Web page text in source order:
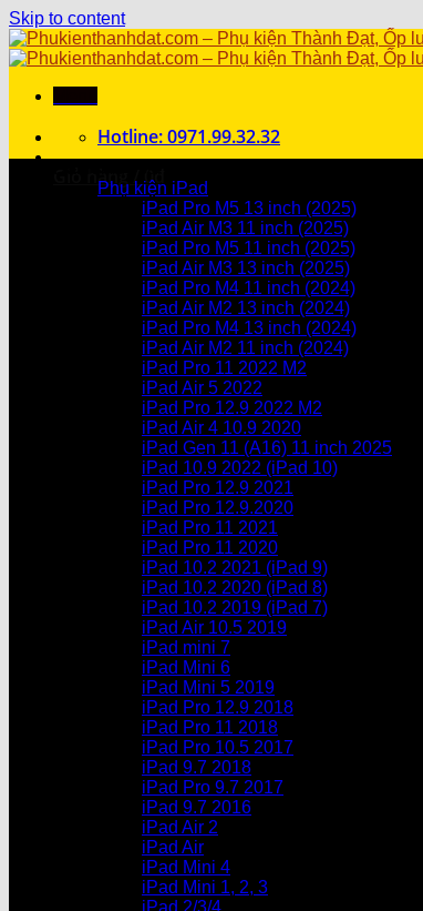
Skip to content
Hotline: 0971.99.32.32
Giỏ hàng / 0₫
Chưa có sản phẩm trong giỏ hàng.
Chưa có sản phẩm trong giỏ hàng.
Phụ kiện iPad
iPad Pro M5 13 inch (2025)
iPad Air M3 11 inch (2025)
iPad Pro M5 11 inch (2025)
iPad Air M3 13 inch (2025)
iPad Pro M4 11 inch (2024)
iPad Air M2 13 inch (2024)
iPad Pro M4 13 inch (2024)
iPad Air M2 11 inch (2024)
iPad Pro 11 2022 M2
iPad Air 5 2022
iPad Pro 12.9 2022 M2
iPad Air 4 10.9 2020
iPad Gen 11 (A16) 11 inch 2025
iPad 10.9 2022 (iPad 10)
iPad Pro 12.9 2021
iPad Pro 12.9.2020
iPad Pro 11 2021
iPad Pro 11 2020
iPad 10.2 2021 (iPad 9)
iPad 10.2 2020 (iPad 8)
iPad 10.2 2019 (iPad 7)
iPad Air 10.5 2019
iPad mini 7
iPad Mini 6
iPad Mini 5 2019
iPad Pro 12.9 2018
iPad Pro 11 2018
iPad Pro 10.5 2017
iPad 9.7 2018
iPad Pro 9.7 2017
iPad 9.7 2016
iPad Air 2
iPad Air
iPad Mini 4
iPad Mini 1, 2, 3
iPad 2/3/4